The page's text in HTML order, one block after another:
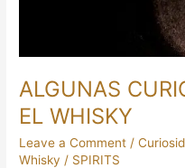
ALGUNAS
EL WHISKY
Leave a Comment /
Whisky / SPIRITS